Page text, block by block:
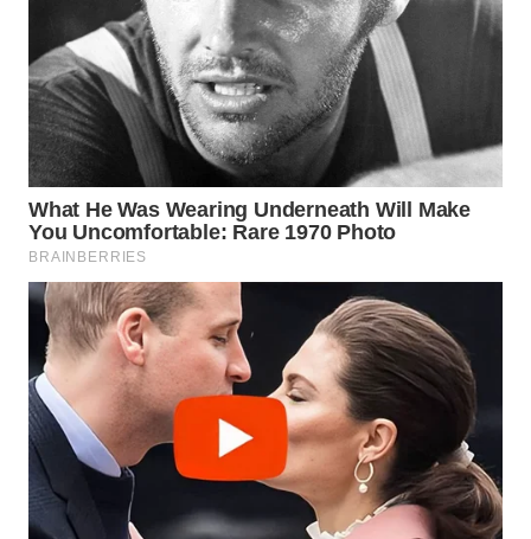
WN
BINTAN
WN
MANDALIKA
WN
LIKUPANG
WN
LABUANBAJO
WN
BORNEO
Wahana
Media
Group